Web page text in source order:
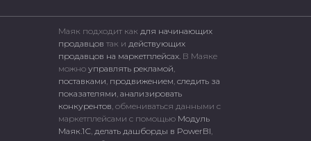
Маяк подходит как для начинающих
продавцов так и действующих
продавцов на маркетплейсах. В Маяке
можно управлять рекламой
поставками продвижением следить за
показателями анализировать
конкурентов , обмениваться данными с
маркетплейсами c помощью Модуль
Маяк.1С делать дашборды в PowerBI